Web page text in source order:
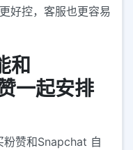
好控，客服也更容易
和
一起安排
赞和Snapchat 自